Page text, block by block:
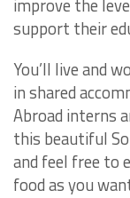
improve the
support their
You’ll live and
in shared
Abroad interns
this beautiful
and feel free to
food as you